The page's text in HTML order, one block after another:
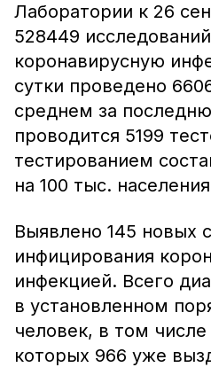
Лаборатории к 26
528449
коронавирусную
сутки проведено
среднем за
проводится 5199
тестированием
на 100 тыс.
Выявлено 145 новых
инфицирования
инфекцией. Всего
в установленном
человек, в том числе
которых 966 уже